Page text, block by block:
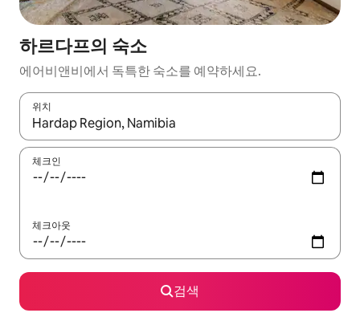
하르다프의 숙소
에어비앤비에서 독특한 숙소를 예약하세요.
위치
결과가 나오면 위·아래 화살표 키를 사용하거나 터치 또는 스와이
체크인
체크아웃
검색